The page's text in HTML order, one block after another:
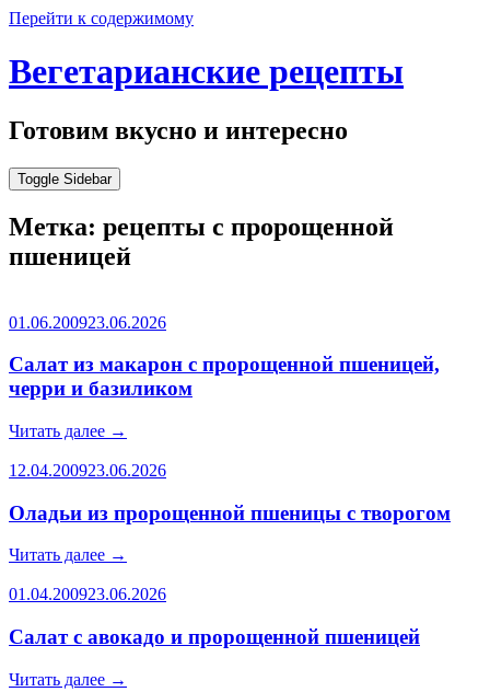
Перейти к содержимому
Вегетарианские рецепты
Готовим вкусно и интересно
Toggle Sidebar
Метка: рецепты с пророщенной
пшеницей
01.06.200923.06.2026
Салат из макарон с пророщенной пшеницей,
черри и базиликом
Читать далее →
12.04.200923.06.2026
Оладьи из пророщенной пшеницы с творогом
Читать далее →
01.04.200923.06.2026
Салат с авокадо и пророщенной пшеницей
Читать далее →